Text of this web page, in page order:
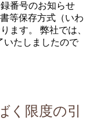
番号のお知らせ
等保存方式（いわ
ます。 弊社では、
いたしましたので
く限度の引